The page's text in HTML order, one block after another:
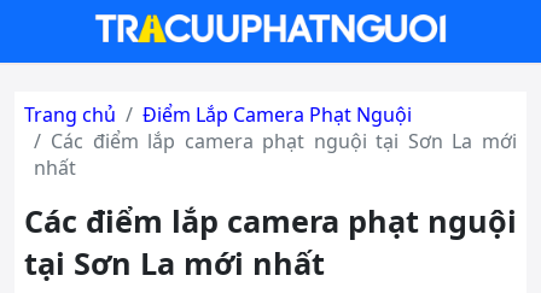
Trang chủ
Điểm Lắp Camera Phạt Nguội
Các điểm lắp camera phạt nguội tại Sơn La mới
nhất
Các điểm lắp camera phạt nguội
tại Sơn La mới nhất